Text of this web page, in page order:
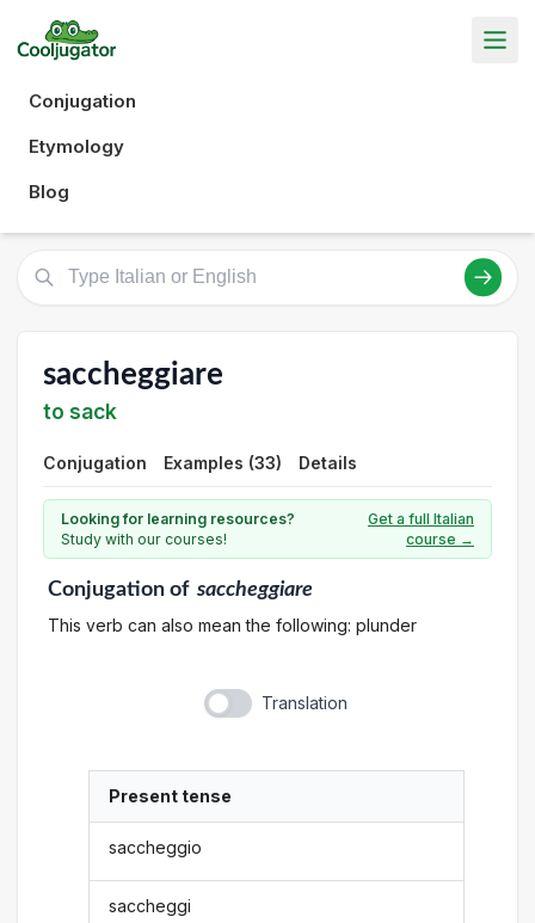
Conjugation
Etymology
Blog
saccheggiare
to sack
Conjugation Examples (33) Details
Looking for learning resources?
Study with our courses!
Get a full Italian
course →
Conjugationof saccheggiare
This verb can also mean the following: plunder
Translation
Present tense
saccheggio
saccheggi